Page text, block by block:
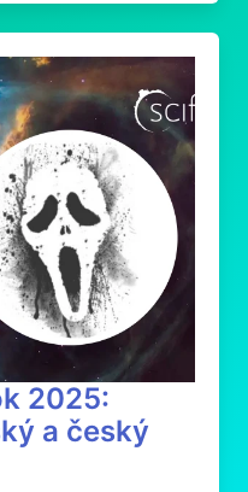
2025:
a český